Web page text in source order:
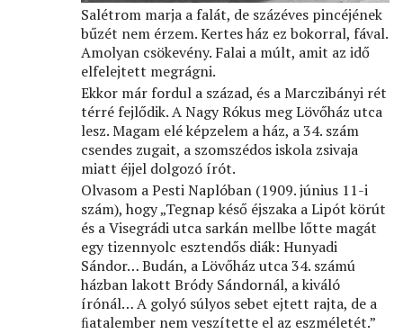
Salétrom marja a falát, de százéves pincéjének
bűzét nem érzem. Kertes ház ez bokorral, fával.
Amolyan csökevény. Falai a múlt, amit az idő
elfelejtett megrágni.
Ekkor már fordul a század, és a Marczibányi rét
térré fejlődik. A Nagy Rókus meg Lövőház utca
lesz. Magam elé képzelem a ház, a 34. szám
csendes zugait, a szomszédos iskola zsivaja
miatt éjjel dolgozó írót.
Olvasom a Pesti Naplóban (1909. június 11-i
szám), hogy „Tegnap késő éjszaka a Lipót körút
és a Visegrádi utca sarkán mellbe lőtte magát
egy tizennyolc esztendős diák: Hunyadi
Sándor… Budán, a Lövőház utca 34. számú
házban lakott Bródy Sándornál, a kiváló
írónál… A golyó súlyos sebet ejtett rajta, de a
ﬁatalember nem veszítette el az eszméletét.”